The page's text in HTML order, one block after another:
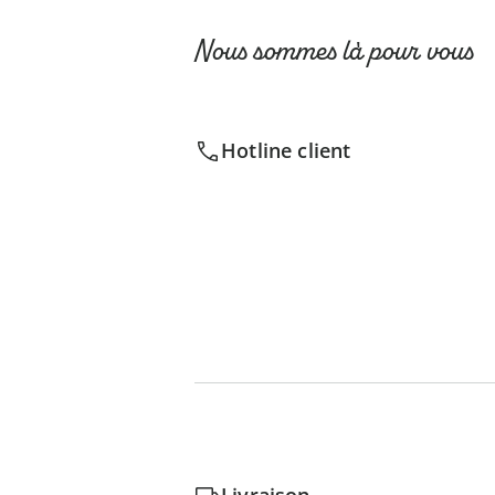
Nous sommes là pour vous
Hotline client